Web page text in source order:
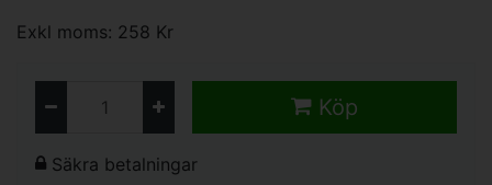
Exkl moms: 258 Kr
Köp
Säkra betalningar